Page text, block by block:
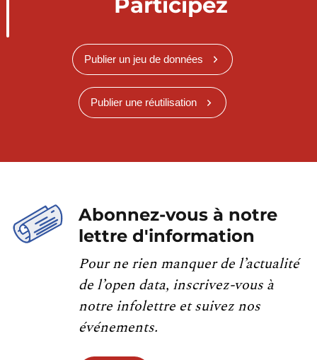
Publier un jeu de données
Publier une réutilisation
Abonnez-vous à notre
lettre d'information
Pour ne rien manquer de l’actualité
de l’open data, inscrivez-vous à
notre infolettre et suivez nos
événements.